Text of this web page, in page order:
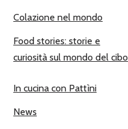
Colazione nel mondo
Food stories: storie e
curiosità sul mondo del cibo
In cucina con Pattìni
News